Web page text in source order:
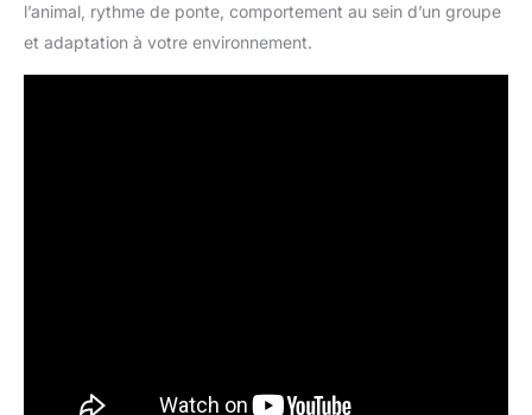
l’animal, rythme de ponte, comportement au sein d’un groupe
et adaptation à votre environnement.